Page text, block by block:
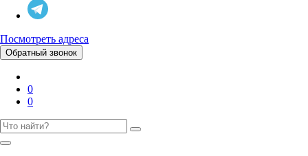
Посмотреть адреса
Обратный звонок
0
0